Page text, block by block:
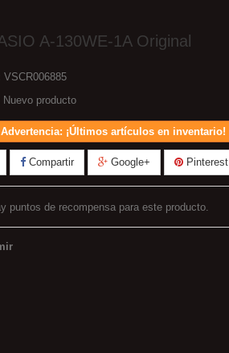
A-130WE-1A Original
VSCR006885
Nuevo producto
Advertencia: ¡Últimos artículos en inventario!
Compartir Google+ Pinterest
puntos de recompensa para este producto.